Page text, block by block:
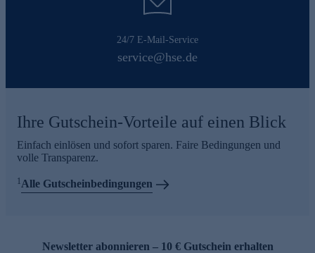
24/7 E-Mail-Service
service@hse.de
Ihre Gutschein-Vorteile auf einen Blick
Einfach einlösen und sofort sparen. Faire Bedingungen und
volle Transparenz.
1Alle Gutscheinbedingungen
Newsletter abonnieren – 10 € Gutschein erhalten